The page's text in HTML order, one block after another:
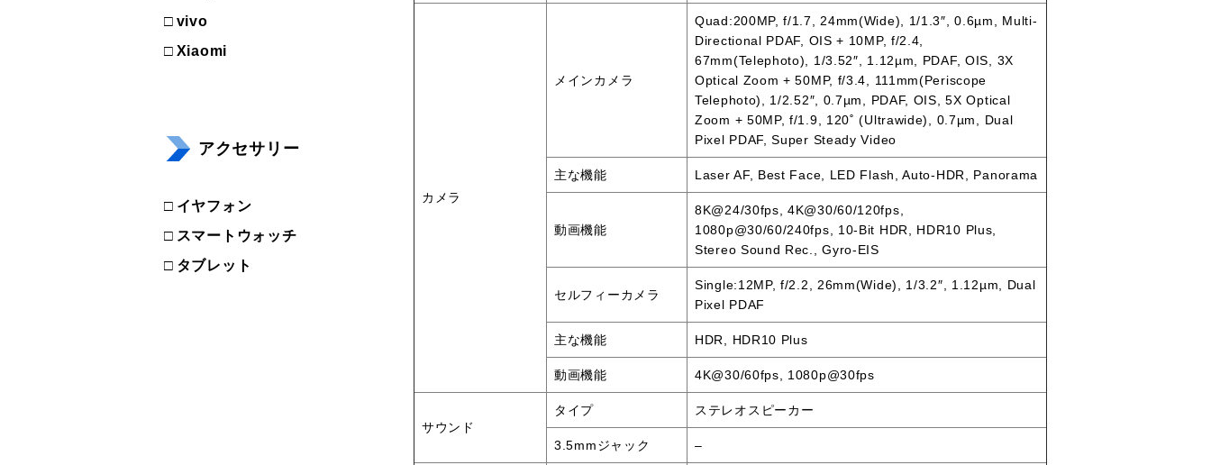
カメラ
メインカメラ
Quad:200MP, f/1.7, 24mm(Wide), 1/1.3″, 0.6µm, Multi-
Directional PDAF, OIS + 10MP, f/2.4,
67mm(Telephoto), 1/3.52″, 1.12µm, PDAF, OIS, 3X
Optical Zoom + 50MP, f/3.4, 111mm(Periscope
Telephoto), 1/2.52″, 0.7µm, PDAF, OIS, 5X Optical
Zoom + 50MP, f/1.9, 120˚ (Ultrawide), 0.7µm, Dual
Pixel PDAF, Super Steady Video
主な機能 Laser AF, Best Face, LED Flash, Auto-HDR, Panorama
動画機能
8K@24/30fps, 4K@30/60/120fps,
1080p@30/60/240fps, 10-Bit HDR, HDR10 Plus,
Stereo Sound Rec., Gyro-EIS
セルフィーカメラ
Single:12MP, f/2.2, 26mm(Wide), 1/3.2″, 1.12µm, Dual
Pixel PDAF
主な機能 HDR, HDR10 Plus
動画機能 4K@30/60fps, 1080p@30fps
サウンド
タイプ ステレオスピーカー
3.5mmジャック –
vivo
Xiaomi
アクセサリー
イヤフォン
スマートウォッチ
タブレット